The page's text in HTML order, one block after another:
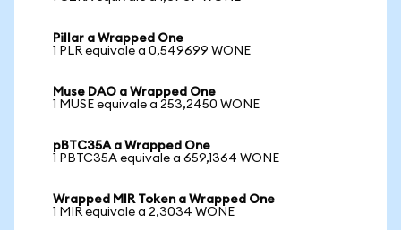
Pillar a Wrapped One
1 PLR equivale a 0,549699 WONE
Muse DAO a Wrapped One
1 MUSE equivale a 253,2450 WONE
pBTC35A a Wrapped One
1 PBTC35A equivale a 659,1364 WONE
Wrapped MIR Token a Wrapped One
1 MIR equivale a 2,3034 WONE